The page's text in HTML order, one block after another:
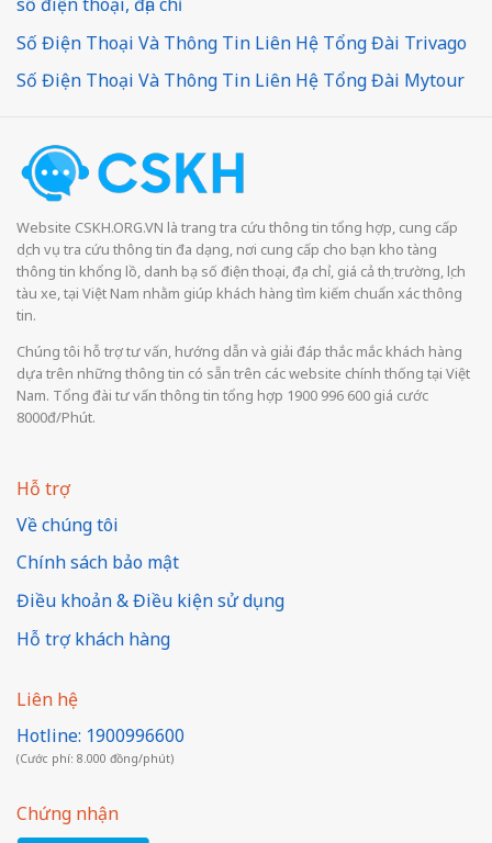
Số Điện Thoại Và Thông Tin Liên Hệ Tổng Đài Trivago
Số Điện Thoại Và Thông Tin Liên Hệ Tổng Đài Mytour
Website CSKH.ORG.VN là trang tra cứu thông tin tổng hợp, cung cấp
dịch vụ tra cứu thông tin đa dạng, nơi cung cấp cho bạn kho tàng
thông tin khổng lồ, danh bạ số điện thoại, địa chỉ, giá cả thị trường, lịch
tàu xe, tại Việt Nam nhằm giúp khách hàng tìm kiếm chuẩn xác thông
tin.
Chúng tôi hỗ trợ tư vấn, hướng dẫn và giải đáp thắc mắc khách hàng
dựa trên những thông tin có sẵn trên các website chính thống tại Việt
Nam. Tổng đài tư vấn thông tin tổng hợp 1900 996 600 giá cước
8000đ/Phút.
Hỗ trợ
Về chúng tôi
Chính sách bảo mật
Điều khoản & Điều kiện sử dụng
Hỗ trợ khách hàng
Liên hệ
Hotline: 1900996600
(Cước phí: 8.000 đồng/phút)
Chứng nhận